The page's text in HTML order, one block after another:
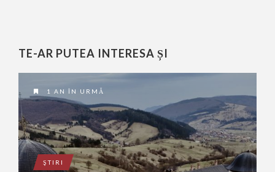
TE-AR PUTEA INTERESA ȘI
1 AN ÎN URMĂ
ŞTIRI